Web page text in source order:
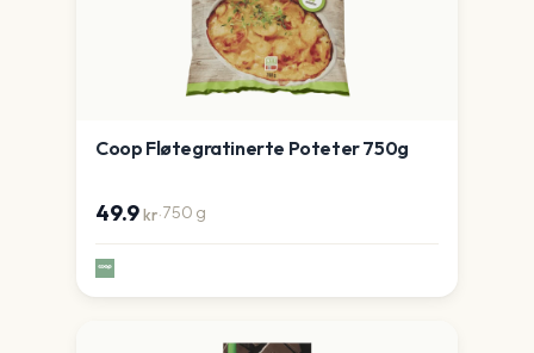
Coop Fløtegratinerte Poteter 750g
49.9kr·750 g